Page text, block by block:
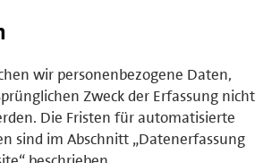
wir personenbezogene Daten,
Zweck der Erfassung nicht
Die Fristen für automatisierte
sind im Abschnitt „Datenerfassung